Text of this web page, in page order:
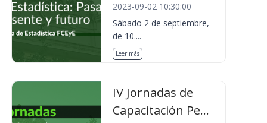
2023-09-02 10:30:00
Sábado 2 de septiembre,
de 10....
Leer más
IV Jornadas de
Capacitación Pe...